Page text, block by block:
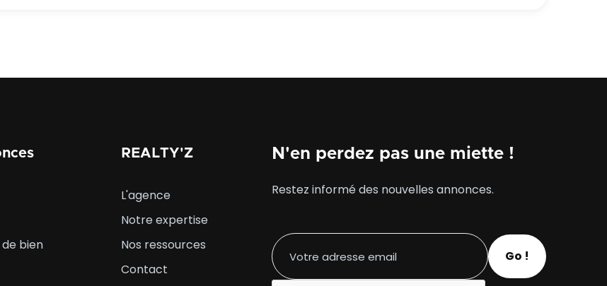
standing confirmé, à saisir sans délai.
de bien
REALTY'Z
L'agence
Notre expertise
Nos ressources
Contact
N'en perdez pas une miette !
Restez informé des nouvelles annonces.